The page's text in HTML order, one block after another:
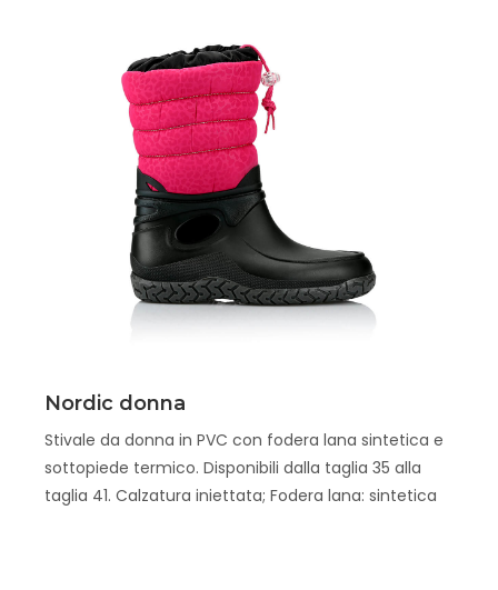
Scopri
Nordic donna
Stivale da donna in PVC con fodera lana sintetica e
sottopiede termico. Disponibili dalla taglia 35 alla
taglia 41. Calzatura iniettata; Fodera lana: sintetica